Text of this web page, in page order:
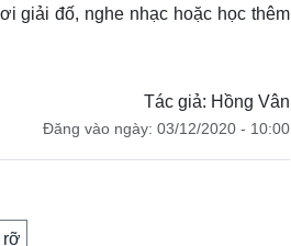
giải đố, nghe nhạc hoặc học thêm
Tác giả: Hồng Vân
Đăng vào ngày: 03/12/2020 - 10:00
rỡ